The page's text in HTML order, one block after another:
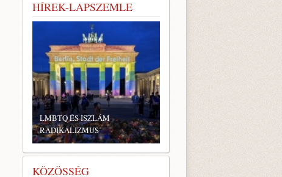
HÍREK-LAPSZEMLE
LMBTQ ÉS ISZLÁM
RADIKALIZMUS
KÖZÖSSÉG